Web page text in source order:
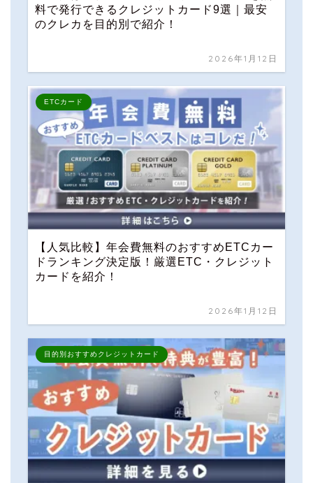
料で発行できるクレジットカード9選｜最安
のクレカを目的別で紹介！
2026年1月12日
ETCカード
【人気比較】年会費無料のおすすめETCカー
ドランキング決定版！厳選ETC・クレジット
カードを紹介！
2026年1月12日
目的別おすすめクレジットカード